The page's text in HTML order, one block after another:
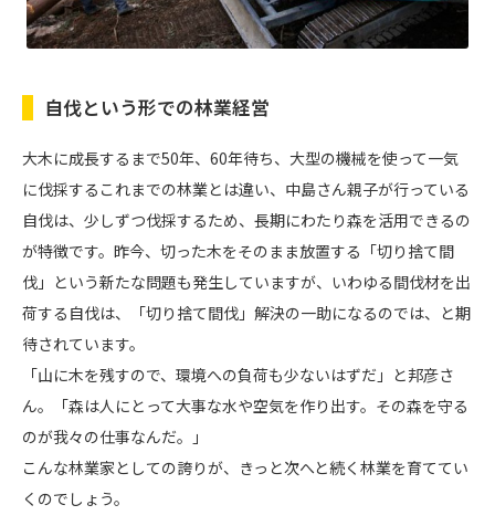
自伐という形での林業経営
大木に成長するまで50年、60年待ち、大型の機械を使って一気
に伐採するこれまでの林業とは違い、中島さん親子が行っている
自伐は、少しずつ伐採するため、長期にわたり森を活用できるの
が特徴です。昨今、切った木をそのまま放置する「切り捨て間
伐」という新たな問題も発生していますが、いわゆる間伐材を出
荷する自伐は、「切り捨て間伐」解決の一助になるのでは、と期
待されています。
「山に木を残すので、環境への負荷も少ないはずだ」と邦彦さ
ん。「森は人にとって大事な水や空気を作り出す。その森を守る
のが我々の仕事なんだ。」
こんな林業家としての誇りが、きっと次へと続く林業を育ててい
くのでしょう。